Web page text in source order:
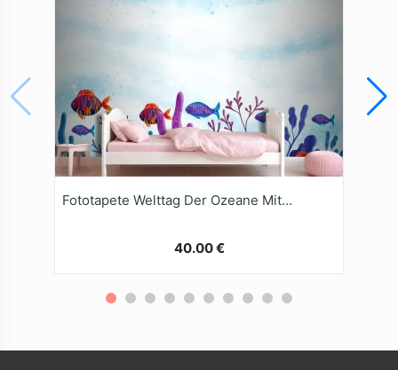
Fototapete Welttag Der Ozeane Mit AquarellHintergrund
40.00 €